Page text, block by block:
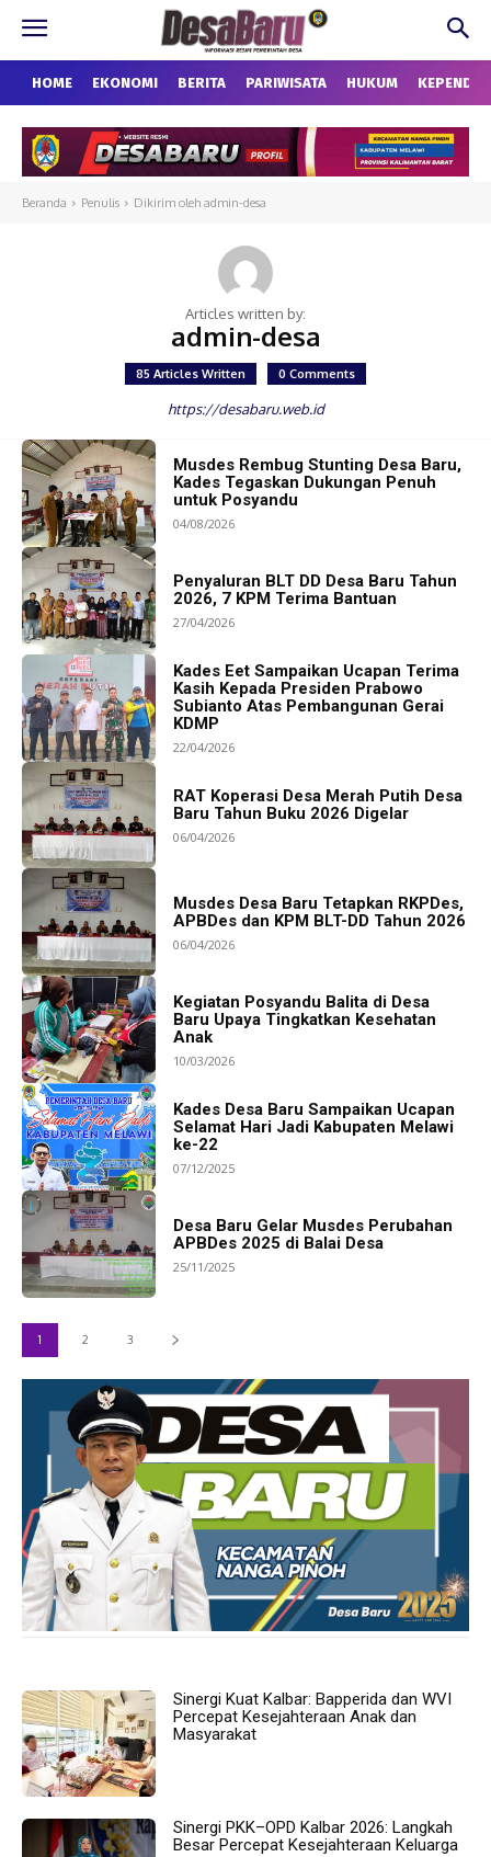
HOME EKONOMI BERITA PARIWISATA HUKUM
Beranda Penulis Dikirim oleh admin-desa
Articles written by:
admin-desa
85 Articles Written 0 Comments
https://desabaru.web.id
Musdes Rembug Stunting Desa Baru,
Kades Tegaskan Dukungan Penuh
untuk Posyandu
04/08/2026
Penyaluran BLT DD Desa Baru Tahun
2026, 7 KPM Terima Bantuan
27/04/2026
Kades Eet Sampaikan Ucapan Terima
Kasih Kepada Presiden Prabowo
Subianto Atas Pembangunan Gerai
KDMP
22/04/2026
RAT Koperasi Desa Merah Putih Desa
Baru Tahun Buku 2026 Digelar
06/04/2026
Musdes Desa Baru Tetapkan RKPDes,
APBDes dan KPM BLT-DD Tahun 2026
06/04/2026
Kegiatan Posyandu Balita di Desa
Baru Upaya Tingkatkan Kesehatan
Anak
10/03/2026
Kades Desa Baru Sampaikan Ucapan
Selamat Hari Jadi Kabupaten Melawi
ke-22
07/12/2025
Desa Baru Gelar Musdes Perubahan
APBDes 2025 di Balai Desa
25/11/2025
1 2 3
Sinergi Kuat Kalbar: Bapperida dan WVI
Percepat Kesejahteraan Anak dan
Masyarakat
Sinergi PKK–OPD Kalbar 2026: Langkah
Besar Percepat Kesejahteraan Keluarga